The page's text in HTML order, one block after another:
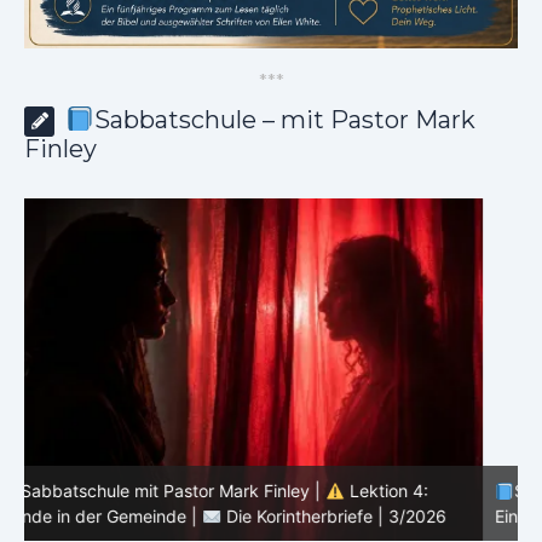
***
Sabbatschule – mit Pastor Mark
Finley
Sabbatschule mit Pastor Mark Finley |
Lektion 3:
Einheit in Christus |
Die Korintherbriefe | 3/2026